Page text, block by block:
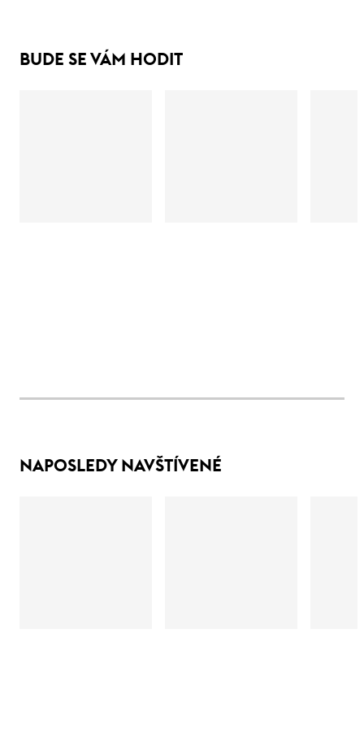
BUDE SE VÁM HODIT
NAPOSLEDY NAVŠTÍVENÉ